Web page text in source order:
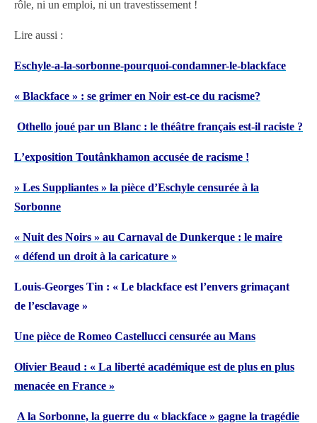
rôle, ni un emploi, ni un travestissement !
Lire aussi :
Eschyle-a-la-sorbonne-pourquoi-condamner-le-blackface
« Blackface » : se grimer en Noir est-ce du racisme?
Othello joué par un Blanc : le théâtre français est-il raciste ?
L’exposition Toutânkhamon accusée de racisme !
» Les Suppliantes » la pièce d’Eschyle censurée à la
Sorbonne
« Nuit des Noirs » au Carnaval de Dunkerque : le maire
« défend un droit à la caricature »
Louis-Georges Tin : « Le blackface est l’envers grimaçant
de l’esclavage »
Une pièce de Romeo Castellucci censurée au Mans
Olivier Beaud : « La liberté académique est de plus en plus
menacée en France »
A la Sorbonne, la guerre du « blackface » gagne la tragédie